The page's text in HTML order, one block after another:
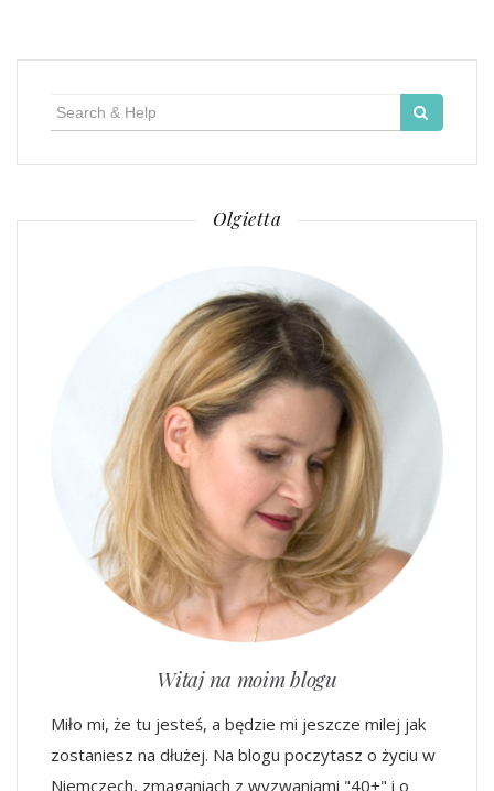
for:
Olgietta
Witaj na moim blogu
Miło mi, że tu jesteś, a będzie mi jeszcze milej jak
zostaniesz na dłużej. Na blogu poczytasz o życiu w
Niemczech, zmaganiach z wyzwaniami "40+" i o